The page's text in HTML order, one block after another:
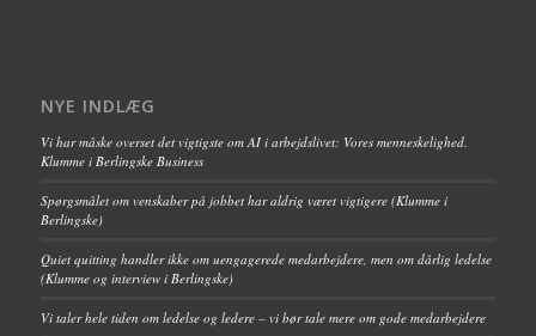
NYE INDLÆG
Vi har måske overset det vigtigste om AI i arbejdslivet: Vores menneskelighed.
Klumme i Berlingske Business
Spørgsmålet om venskaber på jobbet har aldrig været vigtigere (Klumme i
Berlingske)
Quiet quitting handler ikke om uengagerede medarbejdere, men om dårlig ledelse
(Klumme og interview i Berlingske)
Vi taler hele tiden om ledelse og ledere – vi bør tale mere om gode medarbejdere